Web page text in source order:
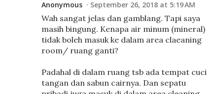
Anonymous September 26, 2018 at 5:19 AM
Wah sangat jelas dan gamblang. Tapi saya
masih bingung. Kenapa air minum (mineral)
tidak boleh masuk ke dalam area claeaning
room/ ruang ganti?
Padahal di dalam ruang tsb ada tempat cuci
tangan dan sabun cairnya. Dan sepatu